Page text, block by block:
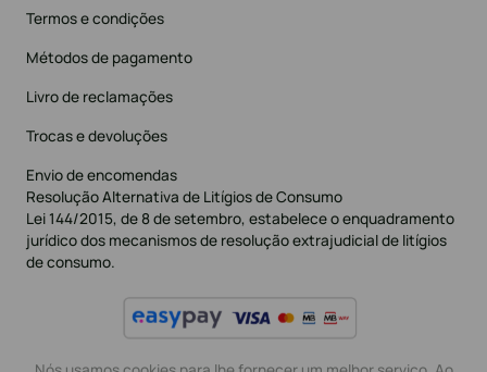
Termos e condições
Métodos de pagamento
Livro de reclamações
Trocas e devoluções
Envio de encomendas
Resolução Alternativa de Litígios de Consumo
Lei 144/2015, de 8 de setembro, estabelece o enquadramento
jurídico dos mecanismos de resolução extrajudicial de litígios
de consumo.